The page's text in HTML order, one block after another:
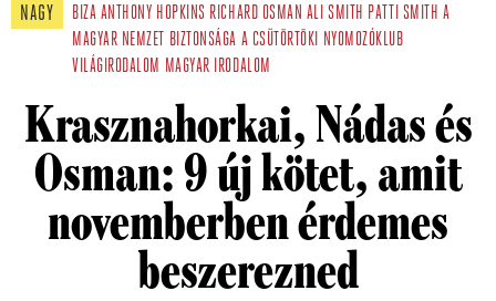
NAGY
BIZA ANTHONY HOPKINS RICHARD OSMAN ALI SMITH PATTI SMITH A
MAGYAR NEMZET BIZTONSÁGA A CSÜTÖRTÖKI NYOMOZÓKLUB
VILÁGIRODALOM MAGYAR IRODALOM
Krasznahorkai, Nádas és
Osman: 9 új kötet, amit
novemberben érdemes
beszerezned